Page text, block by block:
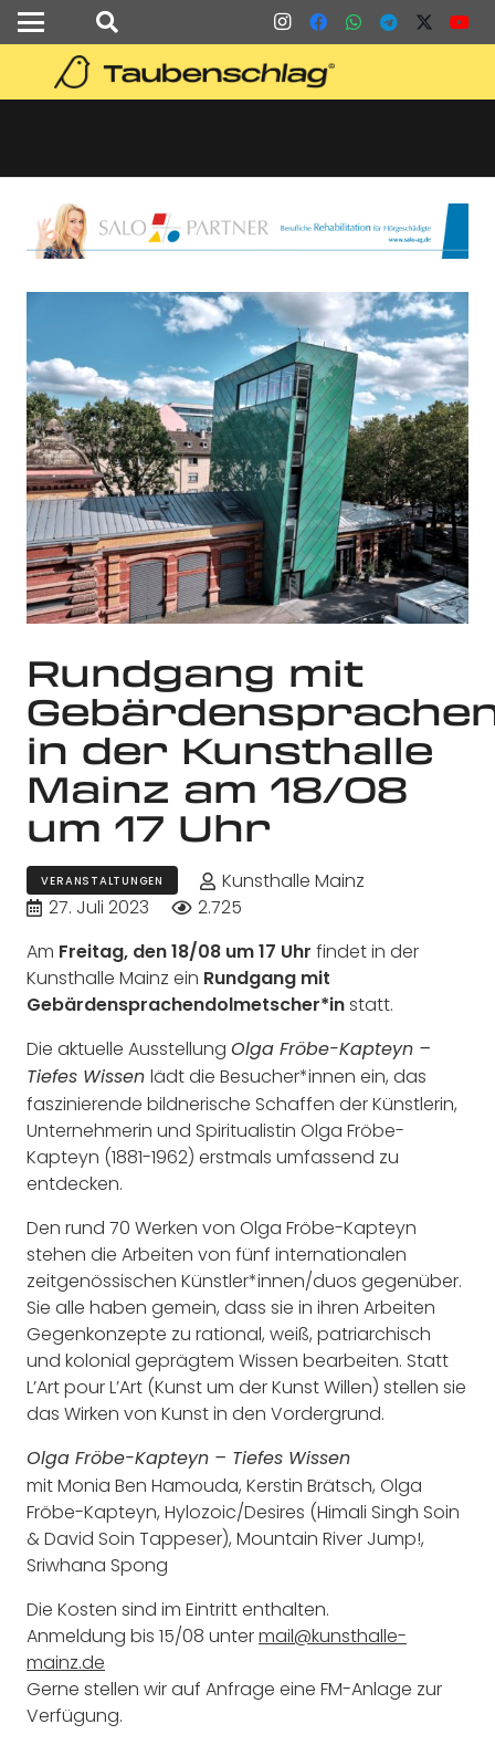
Rundgang mit
in der Kunsthalle
Mainz am 18/08
um 17 Uhr
VERANSTALTUNGEN
Kunsthalle Mainz
27. Juli 2023
2.725
Am Freitag, den 18/08 um 17 Uhr findet in der
Kunsthalle Mainz ein Rundgang mit
Gebärdensprachendolmetscher*instatt.
Die aktuelle Ausstellung Olga Fröbe-Kapteyn –
Tiefes Wissen lädt die Besucher*innen ein, das
faszinierende bildnerische Schaffen der Künstlerin,
Unternehmerin und Spiritualistin Olga Fröbe-
Kapteyn (1881-1962) erstmals umfassend zu
entdecken.
Den rund 70 Werken von Olga Fröbe-Kapteyn
stehen die Arbeiten von fünf internationalen
zeitgenössischen Künstler*innen/duos gegenüber.
Sie alle haben gemein, dass sie in ihren Arbeiten
Gegenkonzepte zu rational, weiß, patriarchisch
und kolonial geprägtem Wissen bearbeiten. Statt
L’Art pour L’Art (Kunst um der Kunst Willen) stellen sie
das Wirken von Kunst in den Vordergrund.
Olga Fröbe-Kapteyn – Tiefes Wissen
mit Monia Ben Hamouda, Kerstin Brätsch, Olga
Fröbe-Kapteyn, Hylozoic/Desires (Himali Singh Soin
& David Soin Tappeser), Mountain River Jump!,
Sriwhana Spong
Die Kosten sind im Eintritt enthalten.
Anmeldung bis 15/08 untermail@kunsthalle-
mainz.de
Gerne stellen wir auf Anfrage eine FM-Anlage zur
Verfügung.